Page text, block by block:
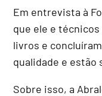
Em entrevista à
que ele e
livros e
qualidade e estão
Sobre isso, a